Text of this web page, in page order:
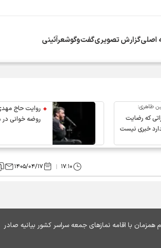
اصلیگزارش تصویریگفت‌وگوشعرآئینی
طاهری:
که رضایت
خبری نیست
روایت حاج
روضه خوانی
۱۷:۱۰ ۱۴۰۵/۰۴/۱۷
با اقامه نمازهای جمعه سراسر کشور بیانیه صادر